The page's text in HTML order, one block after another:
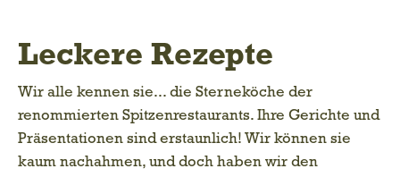
Leckere Rezepte
Wir alle kennen sie... die Sterneköche der
renommierten Spitzenrestaurants. Ihre Gerichte und
Präsentationen sind erstaunlich! Wir können sie
kaum nachahmen, und doch haben wir den